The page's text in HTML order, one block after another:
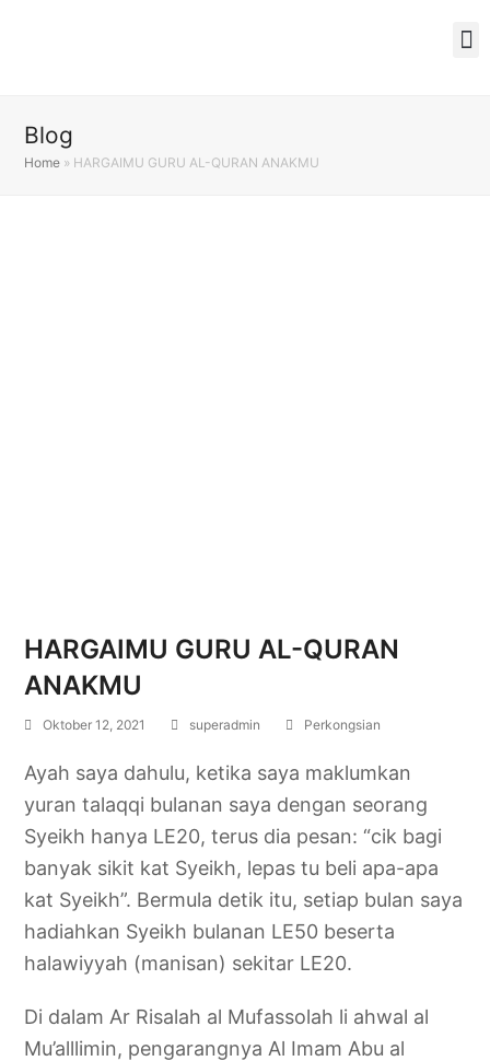
Blog
Home » HARGAIMU GURU AL-QURAN ANAKMU
HARGAIMU GURU AL-QURAN
ANAKMU
Oktober 12, 2021 superadmin Perkongsian
Ayah saya dahulu, ketika saya maklumkan
yuran talaqqi bulanan saya dengan seorang
Syeikh hanya LE20, terus dia pesan: “cik bagi
banyak sikit kat Syeikh, lepas tu beli apa-apa
kat Syeikh”. Bermula detik itu, setiap bulan saya
hadiahkan Syeikh bulanan LE50 beserta
halawiyyah (manisan) sekitar LE20.
Di dalam Ar Risalah al Mufassolah li ahwal al
Mu’alllimin, pengarangnya Al Imam Abu al